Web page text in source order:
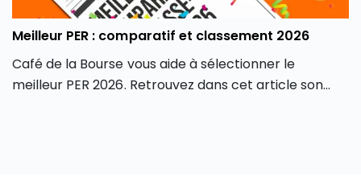
Meilleur PER : comparatif et classement 2026
Café de la Bourse vous aide à sélectionner le
meilleur PER 2026. Retrouvez dans cet article son